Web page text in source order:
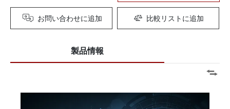
お問い合わせに追加 比較リストに追加
製品情報